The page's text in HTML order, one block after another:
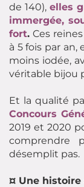
de 140),elles
immergée,
fort. Ces
à 5 fois par
moins iodée,
véritable bijou
Et la qualité
Concours
2019 et 2020
comprendre
désemplit pas.
¤ Une